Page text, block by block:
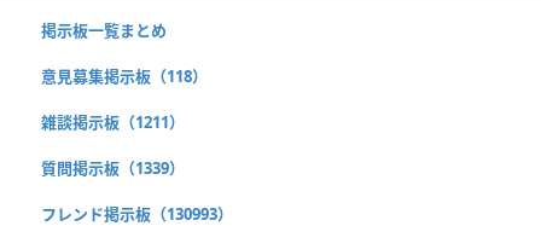
掲示板一覧まとめ
意見募集掲示板（118）
雑談掲示板（1211）
質問掲示板（1339）
フレンド掲示板（130993）